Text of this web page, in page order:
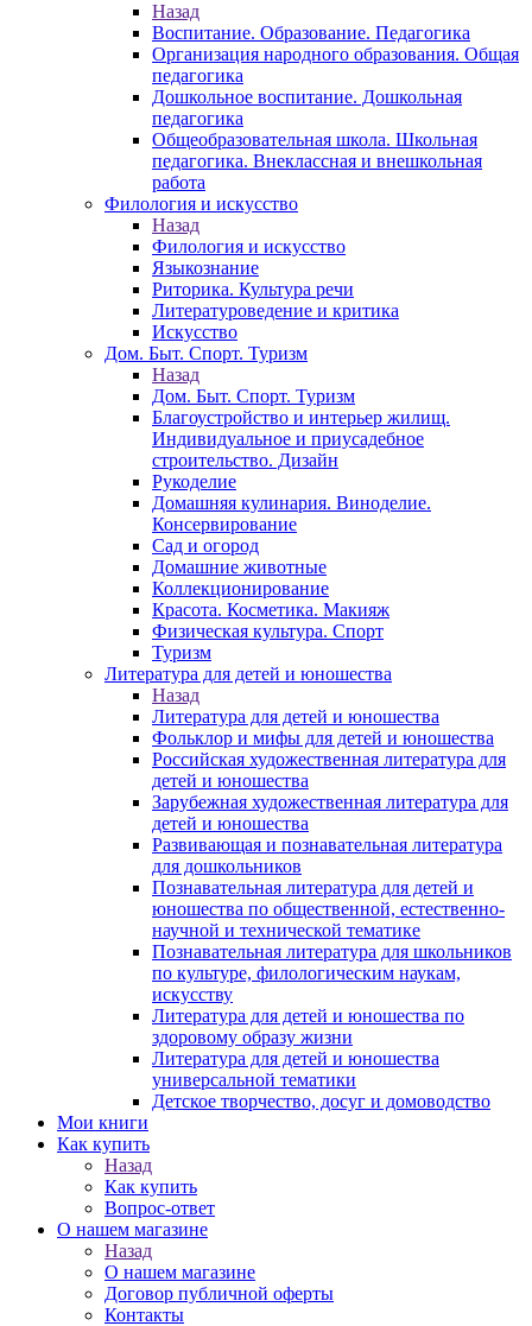
Назад
Воспитание. Образование. Педагогика
Организация народного образования. Общая
педагогика
Дошкольное воспитание. Дошкольная
педагогика
Общеобразовательная школа. Школьная
педагогика. Внеклассная и внешкольная
работа
Филология и искусство
Назад
Филология и искусство
Языкознание
Риторика. Культура речи
Литературоведение и критика
Искусство
Дом. Быт. Спорт. Туризм
Назад
Дом. Быт. Спорт. Туризм
Благоустройство и интерьер жилищ.
Индивидуальное и приусадебное
строительство. Дизайн
Рукоделие
Домашняя кулинария. Виноделие.
Консервирование
Сад и огород
Домашние животные
Коллекционирование
Красота. Косметика. Макияж
Физическая культура. Спорт
Туризм
Литература для детей и юношества
Назад
Литература для детей и юношества
Фольклор и мифы для детей и юношества
Российская художественная литература для
детей и юношества
Зарубежная художественная литература для
детей и юношества
Развивающая и познавательная литература
для дошкольников
Познавательная литература для детей и
юношества по общественной, естественно-
научной и технической тематике
Познавательная литература для школьников
по культуре, филологическим наукам,
искусству
Литература для детей и юношества по
здоровому образу жизни
Литература для детей и юношества
универсальной тематики
Детское творчество, досуг и домоводство
Мои книги
Как купить
Назад
Как купить
Вопрос-ответ
О нашем магазине
Назад
О нашем магазине
Договор публичной оферты
Контакты